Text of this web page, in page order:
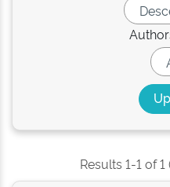
Results 1-1 of